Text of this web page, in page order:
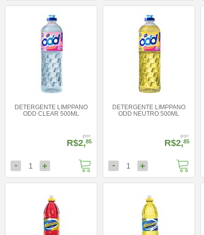
DETERGENTE LIMPPANO
ODD CLEAR 500ML
por:
R$2,85
- 1 +
DETERGENTE LIMPPANO
ODD NEUTRO 500ML
por:
R$2,85
- 1 +